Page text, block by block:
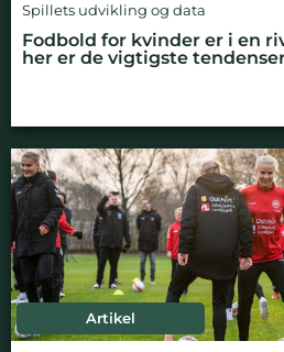
Spillets udvikling og data
Fodbold for kvinder er i en
her er de vigtigste
Artikel